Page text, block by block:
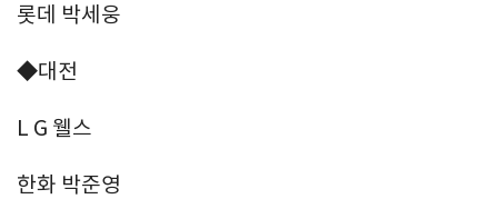
롯데 박세웅
◆대전
L G 웰스
한화 박준영